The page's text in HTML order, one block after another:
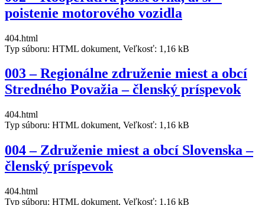
poistenie motorového vozidla
404.html
Typ súboru: HTML dokument, Veľkosť: 1,16 kB
003 – Regionálne združenie miest a obcí
Stredného Považia – členský príspevok
404.html
Typ súboru: HTML dokument, Veľkosť: 1,16 kB
004 – Združenie miest a obcí Slovenska –
členský príspevok
404.html
Typ súboru: HTML dokument, Veľkosť: 1,16 kB